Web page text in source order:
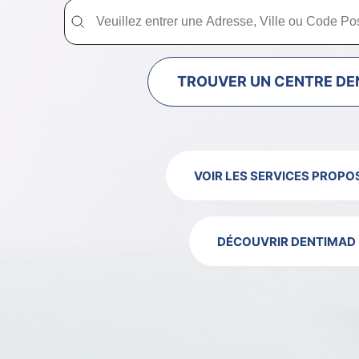
Trouver un centre dentaire Dentimad près
Trouver un centre dentaire Dentimad près de chez vous
TROUVER UN CENTRE
VOIR LES SERVICES
DÉCOUVRIR DENTIMAD